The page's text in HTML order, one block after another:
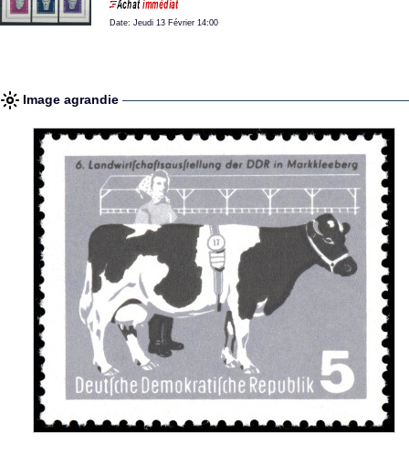
Date: Jeudi 13 Février 14:00
Image agrandie